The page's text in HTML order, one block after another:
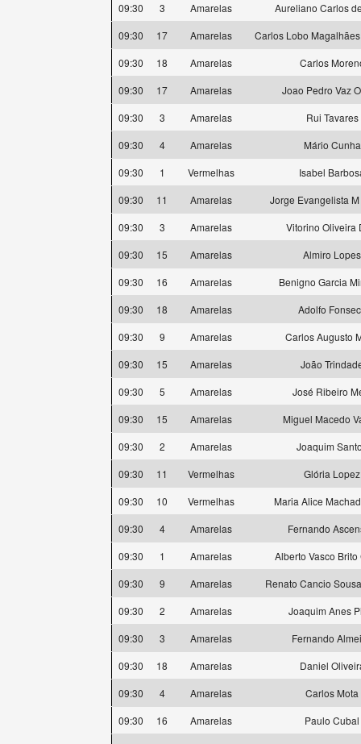
09:30
3 Amarelas
Aureliano Carlos
09:30
17 Amarelas
Carlos Lobo
09:30
18 Amarelas
Carlos
09:30
17 Amarelas
Joao Pedro Vaz
09:30
3 Amarelas
Rui Tavares
09:30
4 Amarelas
Mário Cunha
09:30
1 Vermelhas
Isabel
09:30
11 Amarelas
Jorge Evangelista
09:30
3 Amarelas
Vitorino Oliveira
09:30
15 Amarelas
Almiro Lopes
09:30
16 Amarelas
Benigno Garcia
09:30
18 Amarelas
Adolfo
09:30
9 Amarelas
Carlos Augusto
09:30
15 Amarelas
João
09:30
5 Amarelas
José Ribeiro
09:30
15 Amarelas
Miguel Macedo
09:30
2 Amarelas
Joaquim
09:30
11 Vermelhas
Glória Lopez
09:30
10 Vermelhas
Maria Alice
09:30
4 Amarelas
Fernando
09:30
1 Amarelas
Alberto Vasco Brito
09:30
9 Amarelas
Renato Cancio
09:30
2 Amarelas
Joaquim Anes
09:30
3 Amarelas
Fernando
09:30
18 Amarelas
Daniel
09:30
4 Amarelas
Carlos Mota
09:30
16 Amarelas
Paulo Cubal